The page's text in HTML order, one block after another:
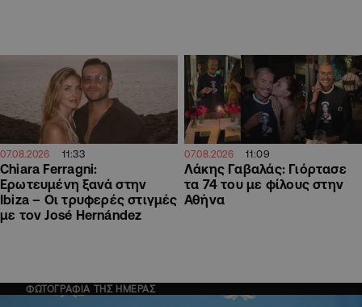
07.08.2026 11:33
Chiara Ferragni:
Ερωτευμένη ξανά στην
Ibiza – Οι τρυφερές στιγμές
με τον José Hernández
07.08.2026 11:09
Λάκης Γαβαλάς: Γιόρτασε
τα 74 του με φίλους στην
Αθήνα
ΦΩΤΟΓΡΑΦΙΑ ΤΗΣ ΗΜΕΡΑΣ